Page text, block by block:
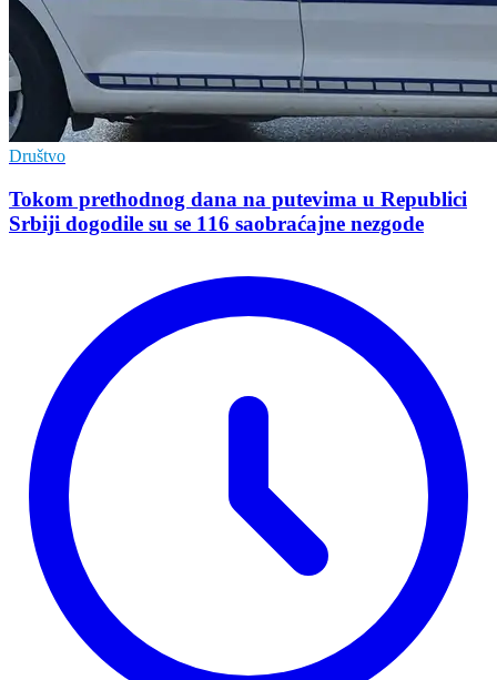
Društvo
Tokom prethodnog dana na putevima u Republici
Srbiji dogodile su se 116 saobraćajne nezgode